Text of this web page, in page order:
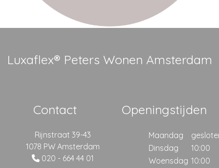
Luxaflex® Peters Wonen Amsterdam
Contact
Rijnstraat 39-43
1078 PW Amsterdam
020 - 664 44 01
Openingstijden
Maandag
Dinsdag
10:00
Woensdag 10:00